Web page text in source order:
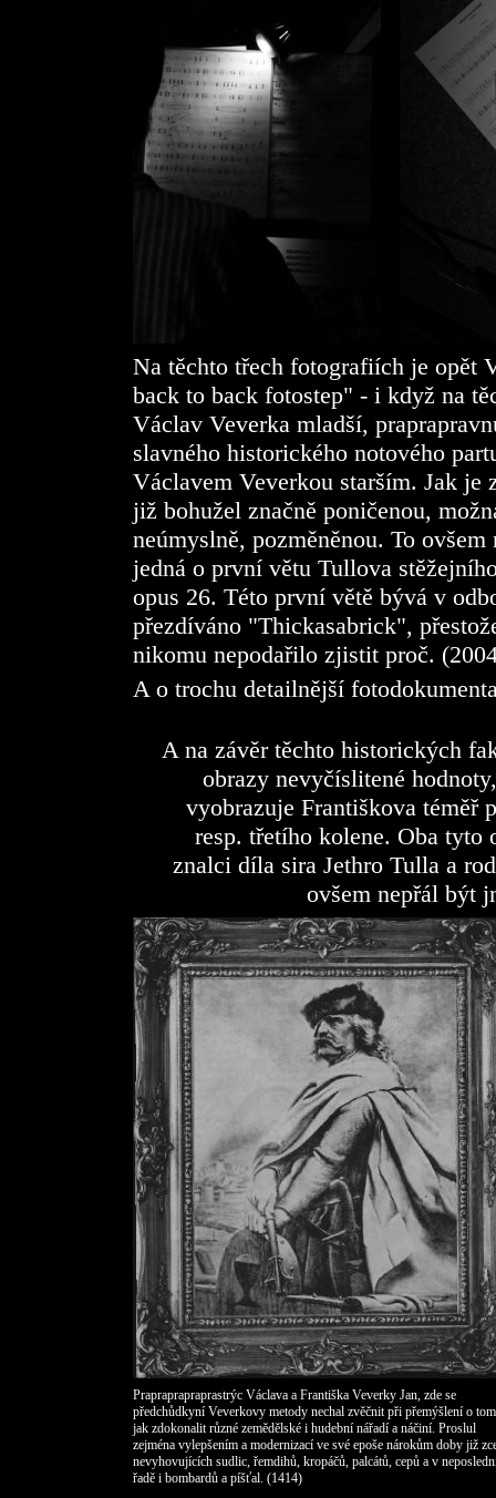
Na těchto třech fotografiích je opět
back to back fotostep" - i když na
Václav Veverka mladší,
slavného historického notového
Václavem Veverkou starším. Jak je
již bohužel značně poničenou,
neúmyslně, pozměněnou. To
jedná o první větu Tullova
opus 26. Této první větě bývá v
přezdíváno "Thickasabrick",
nikomu nepodařilo zjistit proč.
A o trochu detailnější
A na závěr těchto historických
obrazy nevyčíslitené
vyobrazuje Františkova téměř
resp. třetího kolene. Oba tyto
znalci díla sira Jethro Tulla a
ovšem nepřál být
Prapraprapraprastrýc Václava a Františka Veverky Jan, zde se
předchůdkyní Veverkovy metody nechal zvěčnit při přemýšlení o
jak zdokonalit různé zemědělské i hudební nářadí a náčiní. Proslul
zejména vylepšením a modernizací ve své epoše nárokům doby již
nevyhovujících sudlic, řemdihů, kropáčů, palcátů, cepů a v
řadě i bombardů a píšťal. (1414)